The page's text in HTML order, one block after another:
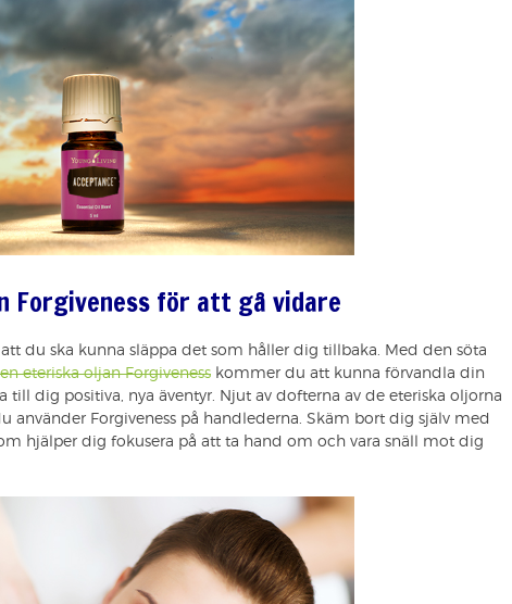
Forgiveness för att gå vidare
att du ska kunna släppa det som håller dig tillbaka. Med den söta
eteriska oljan Forgiveness kommer du att kunna förvandla din
dig positiva, nya äventyr. Njut av dofterna av de eteriska oljorna
använder Forgiveness på handlederna. Skäm bort dig själv med
hjälper dig fokusera på att ta hand om och vara snäll mot dig